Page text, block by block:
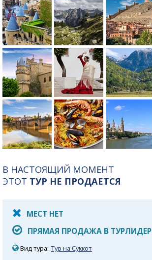
В НАСТОЯЩИЙ МОМЕНТ
ЭТОТ ТУР НЕ ПРОДАЕТСЯ
МЕСТ НЕТ
ПРЯМАЯ ПРОДАЖА В ТУРЛИДЕР
Вид тура: Тур на Суккот